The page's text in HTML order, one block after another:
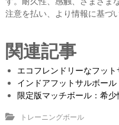
注意を払い、より情報に基づ
関連記事
エコフレンドリーなフッ
インドアフットサルボー
限定版マッチボール：希
トレーニングボール